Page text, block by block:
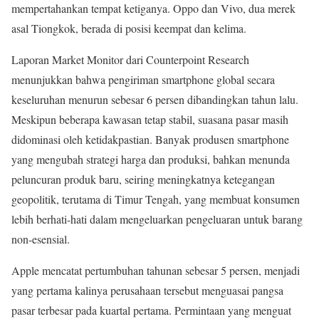
mempertahankan tempat ketiganya. Oppo dan Vivo, dua merek
asal Tiongkok, berada di posisi keempat dan kelima.
Laporan Market Monitor dari Counterpoint Research
menunjukkan bahwa pengiriman smartphone global secara
keseluruhan menurun sebesar 6 persen dibandingkan tahun lalu.
Meskipun beberapa kawasan tetap stabil, suasana pasar masih
didominasi oleh ketidakpastian. Banyak produsen smartphone
yang mengubah strategi harga dan produksi, bahkan menunda
peluncuran produk baru, seiring meningkatnya ketegangan
geopolitik, terutama di Timur Tengah, yang membuat konsumen
lebih berhati-hati dalam mengeluarkan pengeluaran untuk barang
non-esensial.
Apple mencatat pertumbuhan tahunan sebesar 5 persen, menjadi
yang pertama kalinya perusahaan tersebut menguasai pangsa
pasar terbesar pada kuartal pertama. Permintaan yang menguat